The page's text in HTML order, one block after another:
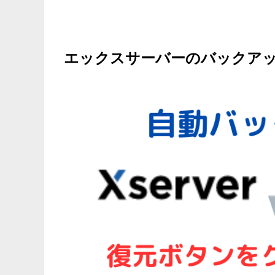
エックスサーバーのバックア